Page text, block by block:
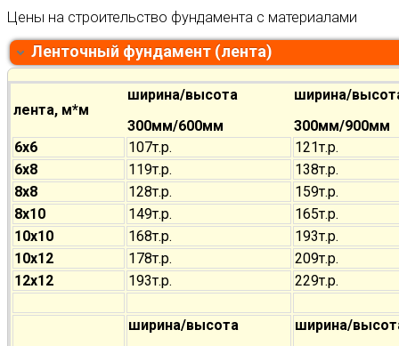
Цены на строительство фундамента с материалами
Ленточный фундамент (лента)
лента, м*м
ширина/высота
300мм/600мм
ширина/
300мм/900мм
6х6
107т.р.
121т.р.
6х8
119т.р.
138т.р.
8х8
128т.р.
159т.р.
8х10
149т.р.
165т.р.
10х10
168т.р.
193т.р.
10х12
178т.р.
209т.р.
12х12
193т.р. 229т.р.
ширина/высота
ширина/